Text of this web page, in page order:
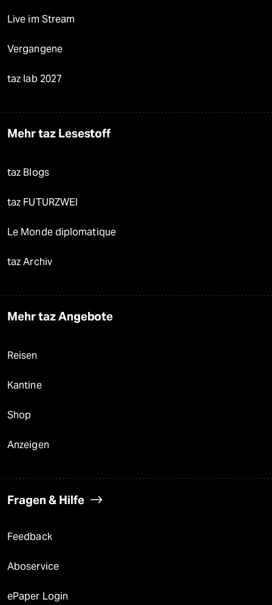
Live im Stream
Vergangene
taz lab 2027
Mehr taz Lesestoff
taz Blogs
taz FUTURZWEI
Le Monde diplomatique
taz Archiv
Mehr taz Angebote
Reisen
Kantine
Shop
Anzeigen
Fragen & Hilfe
Feedback
Aboservice
ePaper Login